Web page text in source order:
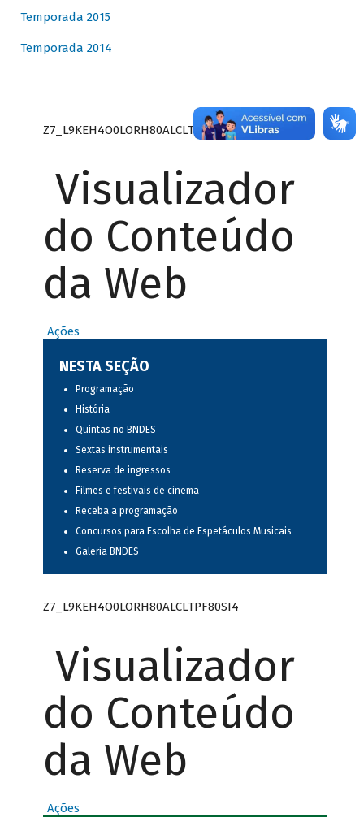
Temporada 2015
Temporada 2014
Z7_L9KEH4O0LORH80ALCLTPF80S27
Visualizador
do Conteúdo
da Web
Ações
NESTA SEÇÃO
Programação
História
Quintas no BNDES
Sextas instrumentais
Reserva de ingressos
Filmes e festivais de cinema
Receba a programação
Concursos para Escolha de Espetáculos Musicais
Galeria BNDES
Z7_L9KEH4O0LORH80ALCLTPF80SI4
Visualizador
do Conteúdo
da Web
Ações